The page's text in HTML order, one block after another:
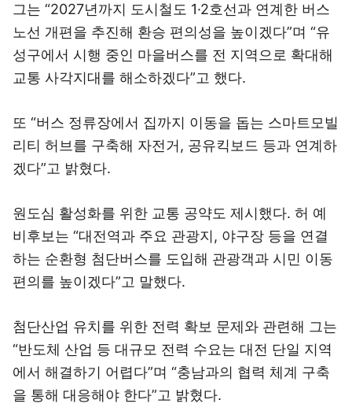
그는 “2027년까지 도시철도 1·2호선과 연계한 버스
노선 개편을 추진해 환승 편의성을 높이겠다”며 “유
성구에서 시행 중인 마을버스를 전 지역으로 확대해
교통 사각지대를 해소하겠다”고 했다.
또 “버스 정류장에서 집까지 이동을 돕는 스마트모빌
리티 허브를 구축해 자전거, 공유킥보드 등과 연계하
겠다”고 밝혔다.
원도심 활성화를 위한 교통 공약도 제시했다. 허 예
비후보는 “대전역과 주요 관광지, 야구장 등을 연결
하는 순환형 첨단버스를 도입해 관광객과 시민 이동
편의를 높이겠다”고 말했다.
첨단산업 유치를 위한 전력 확보 문제와 관련해 그는
“반도체 산업 등 대규모 전력 수요는 대전 단일 지역
에서 해결하기 어렵다”며 “충남과의 협력 체계 구축
을 통해 대응해야 한다”고 밝혔다.